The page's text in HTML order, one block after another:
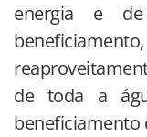
energia e
de toda a
beneficiamento